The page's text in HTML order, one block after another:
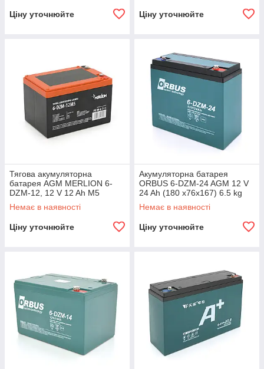
Ціну уточнюйте Ціну уточнюйте
Тягова акумуляторна
батарея AGM MERLION 6-
DZM-12, 12 V 12 Ah M5
(151х98х101 мм) Orange Q3
Немає в наявності
Ціну уточнюйте
Акумуляторна батарея
ORBUS 6-DZM-24 AGM 12 V
24 Ah (180 x76x167) 6.5 kg
Q5/360
Немає в наявності
Ціну уточнюйте